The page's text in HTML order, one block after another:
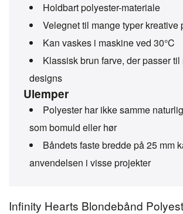
Infinity Hearts Blondebånd
Holdbart polyester-materiale
Velegnet til mange typer kreative
Kan vaskes i maskine ved 30°C
Klassisk brun farve, der passer
designs
Ulemper
Polyester har ikke samme
som bomuld eller hør
Båndets faste bredde på 25 mm
anvendelsen i visse projekter